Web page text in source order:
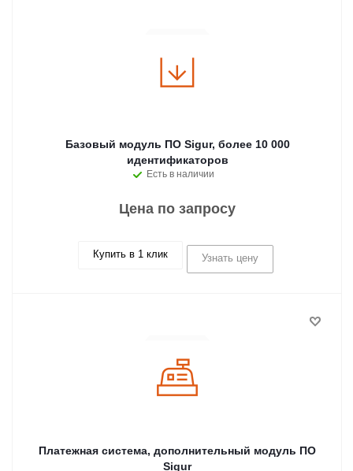
Базовый модуль ПО Sigur, более 10 000
идентификаторов
Есть в наличии
Цена по запросу
Купить в 1 клик Узнать цену
Платежная система, дополнительный модуль ПО
Sigur